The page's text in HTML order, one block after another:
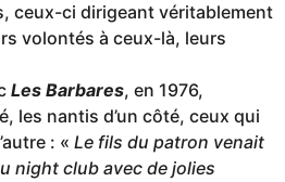
ceux-ci dirigeant véritablement
volontés à ceux-là, leurs
Les Barbares, en 1976,
les nantis d’un côté, ceux qui
: « Le fils du patron venait
night club avec de jolies